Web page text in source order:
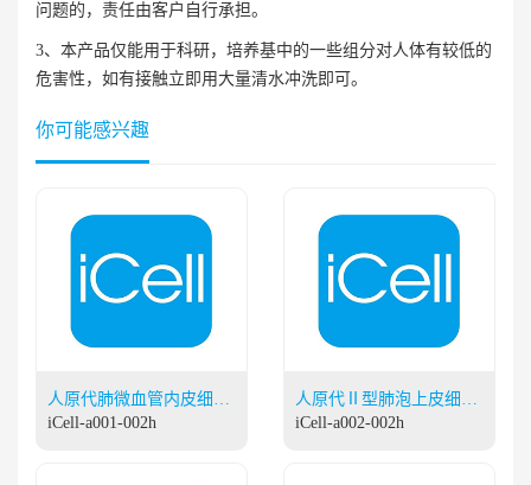
问题的，责任由客户自行承担。
3、本产品仅能用于科研，培养基中的一些组分对人体有较低的
危害性，如有接触立即用大量清水冲洗即可。
你可能感兴趣
人原代肺微血管内皮细胞
专用培养基
iCell-a001-002h
人原代Ⅱ型肺泡上皮细胞
专用培养基
iCell-a002-002h